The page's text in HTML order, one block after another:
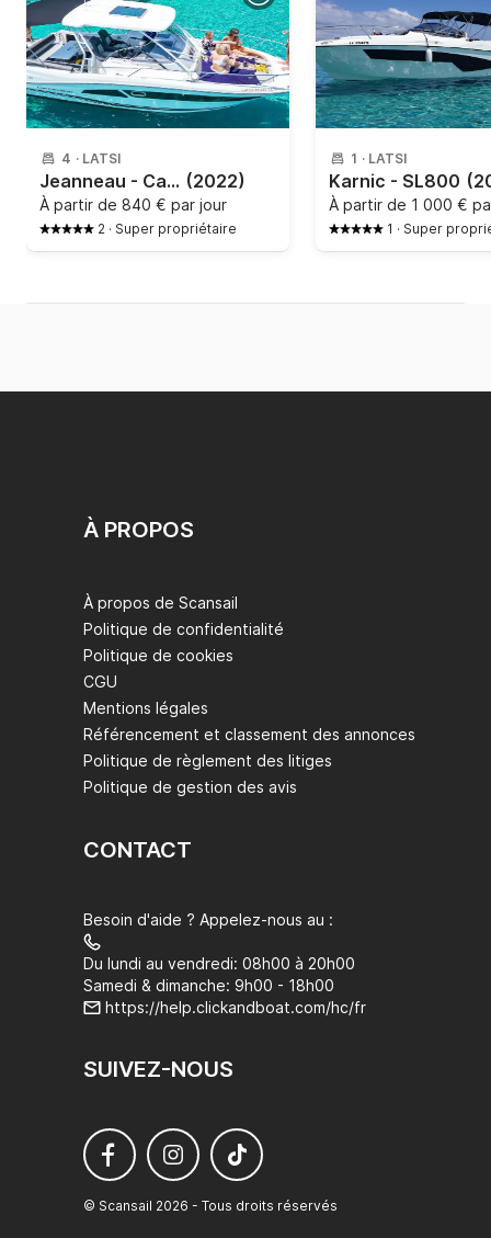
4 · LATSI
Jeanneau - Cap Camarat 9.0 Wa (2022)
À partir de 840 € par jour
2 · Super propriétaire
1 · LATSI
Karnic - SL800
À partir de 1 000 €
1 · Super
À PROPOS
À propos de Scansail
Politique de confidentialité
Politique de cookies
CGU
Mentions légales
Référencement et classement des annonces
Politique de règlement des litiges
Politique de gestion des avis
CONTACT
Besoin d'aide ? Appelez-nous au :
Du lundi au vendredi: 08h00 à 20h00
Samedi & dimanche: 9h00 - 18h00
https://help.clickandboat.com/hc/fr
SUIVEZ-NOUS
© Scansail 2026 - Tous droits réservés